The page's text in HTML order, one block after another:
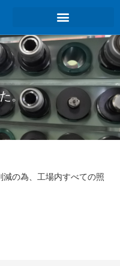
。
の為、工場内すべての照